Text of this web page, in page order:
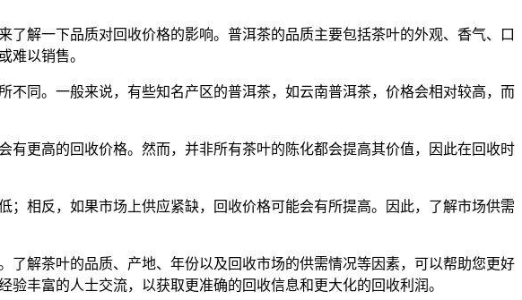
解一下品质对回收价格的影响。普洱茶的品质主要包括茶叶的外观、香气、口
难以销售。
同。一般来说，有些知名产区的普洱茶，如云南普洱茶，价格会相对较高，而
更高的回收价格。然而，并非所有茶叶的陈化都会提高其价值，因此在回收时
相反，如果市场上供应紧缺，回收价格可能会有所提高。因此，了解市场供需
解茶叶的品质、产地、年份以及回收市场的供需情况等因素，可以帮助您更好
丰富的人士交流，以获取更准确的回收信息和更大化的回收利润。